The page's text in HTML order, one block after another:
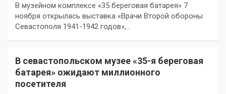
В музейном комплексе «35 береговая батарея» 7
ноября открылась выставка «Врачи Второй обороны
Севастополя 1941-1942 годов»,…
В севастопольском музее «35-я береговая
батарея» ожидают миллионного
посетителя